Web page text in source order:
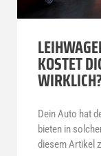
KOSTET
Dein Auto hat
bieten in
diesem Artikel